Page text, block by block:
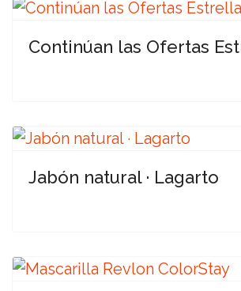
Continúan las Ofertas
Jabón natural · Lagarto